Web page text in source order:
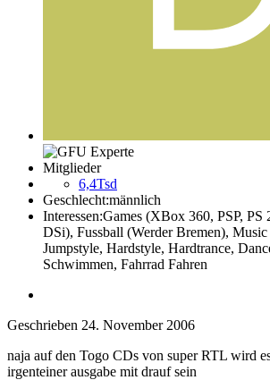
Mitglieder
6,4Tsd
Geschlecht:männlich
Interessen:Games (XBox 360, PSP, PS
DSi), Fussball (Werder Bremen),
Jumpstyle, Hardstyle, Hardtrance,
Schwimmen, Fahrrad Fahren
Geschrieben 24. November 2006
naja auf den Togo CDs von super RTL wird
irgenteiner ausgabe mit drauf sein